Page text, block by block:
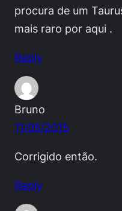
procura de um
mais raro por aqui .
Reply
Bruno
11/05/2015
Corrigido então.
Reply